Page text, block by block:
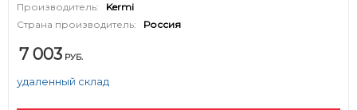
Производитель:
Kermi
Страна производитель:
Россия
7 003 РУБ.
удаленный склад